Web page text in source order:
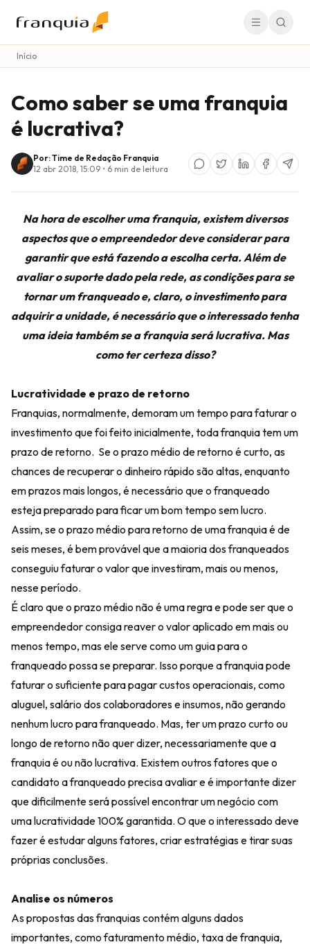
Início
Como saber se uma franquia
é lucrativa?
Por: Time de Redação Franquia
12 abr 2018, 15:09 • 6 min de leitura
Na hora de escolher uma franquia, existem diversos
aspectos que o empreendedor deve considerar para
garantir que está fazendo a escolha certa. Além de
avaliar o suporte dado pela rede, as condições para se
tornar um franqueado e, claro, o investimento para
adquirir a unidade, é necessário que o interessado tenha
uma ideia também se a franquia será lucrativa. Mas
como ter certeza disso?
Lucratividade e prazo de retorno
Franquias, normalmente, demoram um tempo para faturar o
investimento que foi feito inicialmente, toda franquia tem um
prazo de retorno. Se o prazo médio de retorno é curto, as
chances de recuperar o dinheiro rápido são altas, enquanto
em prazos mais longos, é necessário que o franqueado
esteja preparado para ficar um bom tempo sem lucro.
Assim, se o prazo médio para retorno de uma franquia é de
seis meses, é bem provável que a maioria dos franqueados
conseguiu faturar o valor que investiram, mais ou menos,
nesse período.
É claro que o prazo médio não é uma regra e pode ser que o
empreendedor consiga reaver o valor aplicado em mais ou
menos tempo, mas ele serve como um guia para o
franqueado possa se preparar. Isso porque a franquia pode
faturar o suficiente para pagar custos operacionais, como
aluguel, salário dos colaboradores e insumos, não gerando
nenhum lucro para franqueado. Mas, ter um prazo curto ou
longo de retorno não quer dizer, necessariamente que a
franquia é ou não lucrativa. Existem outros fatores que o
candidato a franqueado precisa avaliar e é importante dizer
que dificilmente será possível encontrar um negócio com
uma lucratividade 100% garantida. O que o interessado deve
fazer é estudar alguns fatores, criar estratégias e tirar suas
próprias conclusões.
Analise os números
As propostas das franquias contém alguns dados
importantes, como faturamento médio, taxa de franquia,